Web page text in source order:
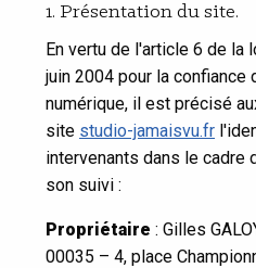
1. Présentation du site.
En vertu de l'article 6 de la
juin 2004 pour la confiance
numérique, il est précisé
site studio-jamaisvu.fr
intervenants dans le cadre
son suivi :
Propriétaire : Gilles
00035 – 4, place